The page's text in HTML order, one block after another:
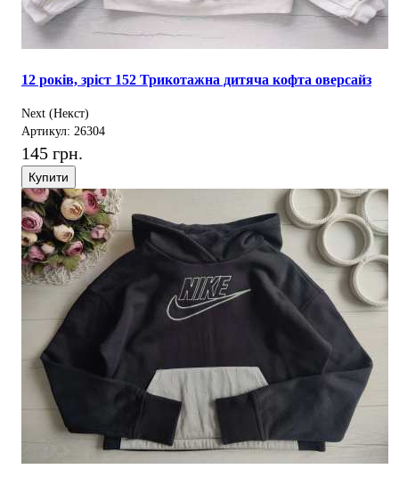
12 років, зріст 152 Трикотажна дитяча кофта оверсайз
Next (Некст)
Артикул: 26304
145 грн.
Купити